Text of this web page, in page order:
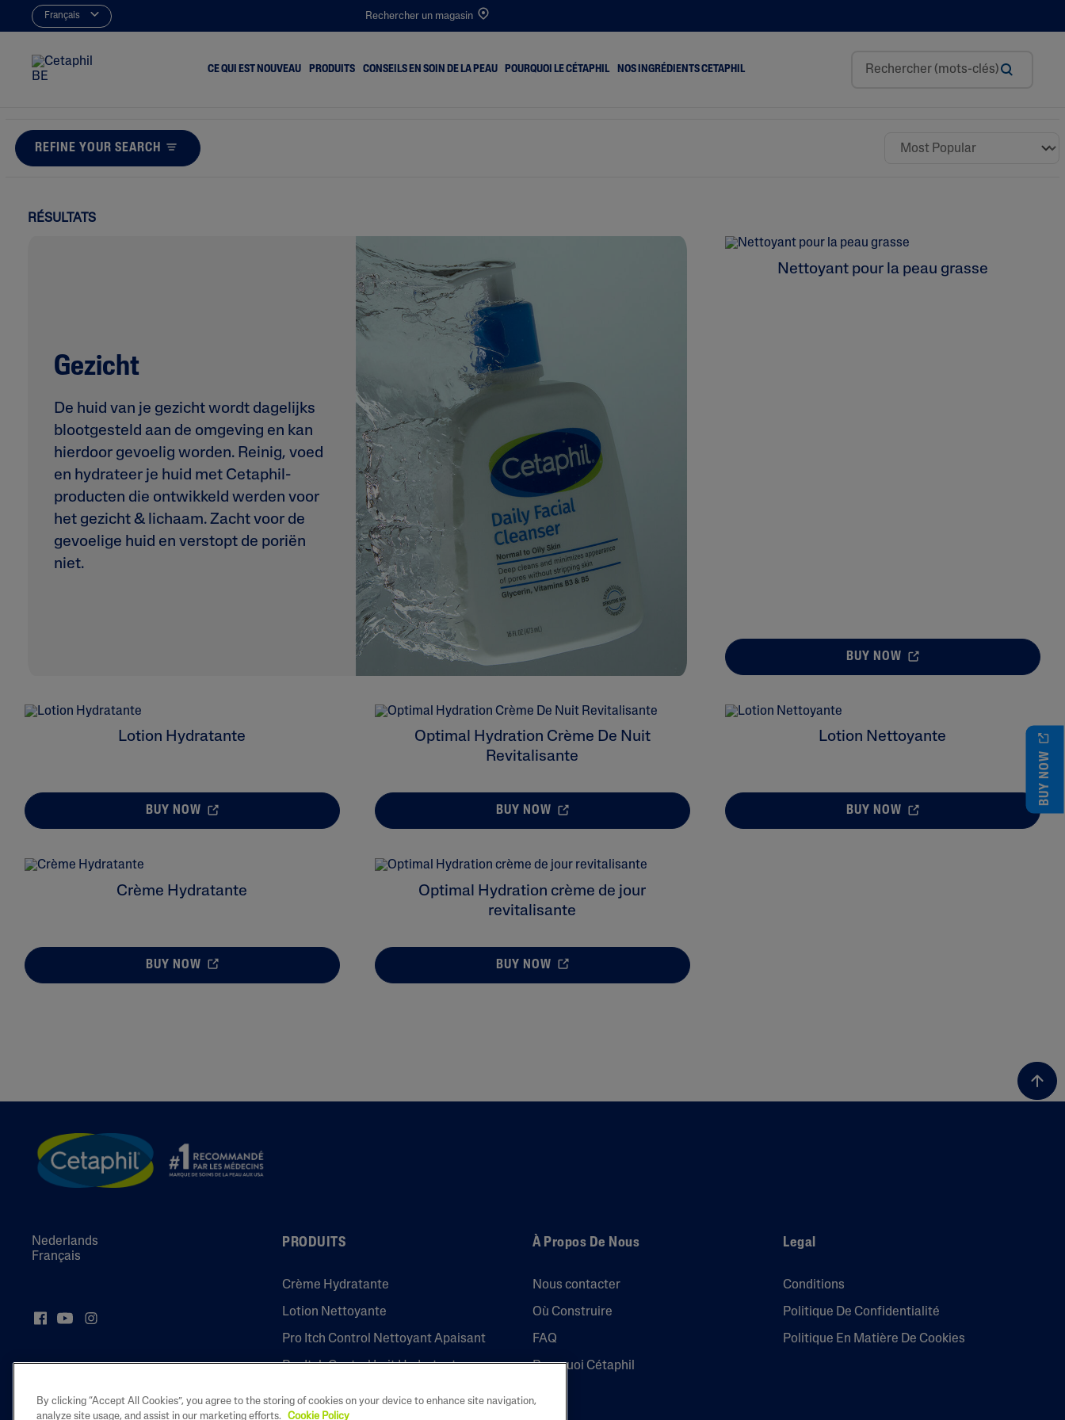
Français Rechercher un magasin
CE QUI EST NOUVEAU PRODUITS
Nettoyeurs
Peau Rouge
Rugosité Et Entartrage
Beurre De Karité
Huile D’amande Douce
CONSEILS EN SOIN DE LA PEAU POURQUOI LE CÉTAPHIL NOS INGRÉDIENTS CETAPHIL
REFINE YOUR SEARCH
RÉSULTATS
Gezicht
De huid van je gezicht wordt dagelijks
blootgesteld aan de omgeving en kan
hierdoor gevoelig worden. Reinig, voed
en hydrateer je huid met Cetaphil-
producten die ontwikkeld werden voor
het gezicht & lichaam. Zacht voor de
gevoelige huid en verstopt de poriën
niet.
Nettoyant pour la peau grasse
BUY NOW
Lotion Hydratante
BUY NOW
Optimal Hydration Crème De Nuit
Revitalisante
BUY NOW
Lotion Nettoyante
BUY NOW
Crème Hydratante
BUY NOW
Optimal Hydration crème de jour
revitalisante
BUY NOW
BUY NOW
Nederlands
Français
PRODUITS
Crème Hydratante
Lotion Nettoyante
Pro Itch Control Nettoyant Apaisant
Pro Itch Control Lait Hydratant
À Propos De Nous
Nous contacter
Où Construire
FAQ
Pourquoi Cétaphil
Legal
Conditions
Politique De Confidentialité
Politique En Matière De Cookies
By clicking “Accept All Cookies”, you agree to the storing of cookies on your device to enhance site navigation,
analyze site usage, and assist in our marketing efforts.
Cookie Policy